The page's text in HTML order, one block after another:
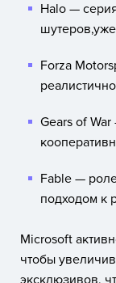
Halo —
Forza
Gears of War
Fable —
подходом к
Microsoft
чтобы